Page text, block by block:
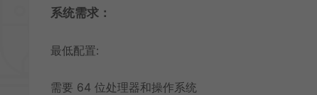
系统需求：
最低配置:
需要 64 位处理器和操作系统